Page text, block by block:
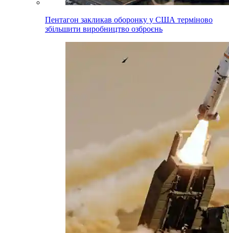
Пентагон закликав оборонку у США терміново
збільшити виробництво озброєнь